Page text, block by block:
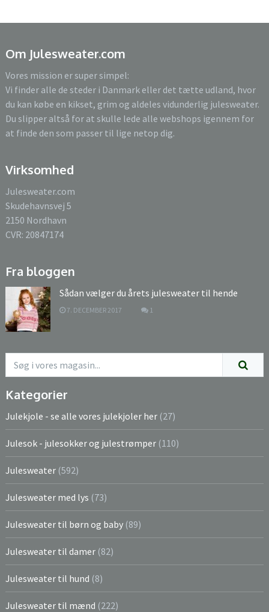
Om Julesweater.com
Vores mission er super simpel:
Vi finder alle de steder i Danmark eller det tætte udland, hvor
du kan købe en kikset, grim og aldeles vidunderlig julesweater.
Du slipper altså for at skulle lede alle webshops igennem for
at finde den som passer til lige netop dig.
Virksomhed
Julesweater.com
Skudehavnsvej 5
2150 Nordhavn
CVR: 20847174
Fra bloggen
Sådan vælger du årets julesweater til hende
7. DECEMBER 2017 1
Kategorier
Julekjole - se alle vores julekjoler her (27)
Julesok - julesokker og julestrømper (110)
Julesweater (592)
Julesweater med lys (73)
Julesweater til børn og baby (89)
Julesweater til damer (82)
Julesweater til hund (8)
Julesweater til mænd (222)